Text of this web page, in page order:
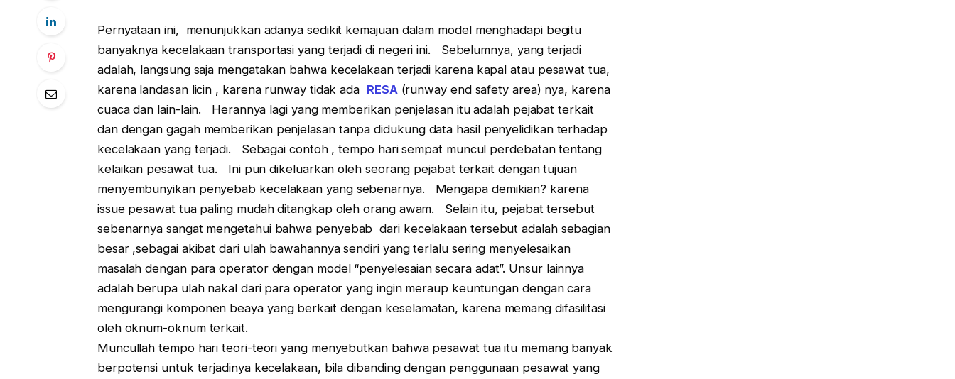
Pernyataan ini, menunjukkan adanya sedikit kemajuan dalam model menghadapi begitu
banyaknya kecelakaan transportasi yang terjadi di negeri ini. Sebelumnya, yang terjadi
adalah, langsung saja mengatakan bahwa kecelakaan terjadi karena kapal atau pesawat tua,
karena landasan licin , karena runway tidak ada RESA (runway end safety area) nya, karena
cuaca dan lain-lain. Herannya lagi yang memberikan penjelasan itu adalah pejabat terkait
dan dengan gagah memberikan penjelasan tanpa didukung data hasil penyelidikan terhadap
kecelakaan yang terjadi. Sebagai contoh , tempo hari sempat muncul perdebatan tentang
kelaikan pesawat tua. Ini pun dikeluarkan oleh seorang pejabat terkait dengan tujuan
menyembunyikan penyebab kecelakaan yang sebenarnya. Mengapa demikian? karena
issue pesawat tua paling mudah ditangkap oleh orang awam. Selain itu, pejabat tersebut
sebenarnya sangat mengetahui bahwa penyebab dari kecelakaan tersebut adalah sebagian
besar ,sebagai akibat dari ulah bawahannya sendiri yang terlalu sering menyelesaikan
masalah dengan para operator dengan model “penyelesaian secara adat”. Unsur lainnya
adalah berupa ulah nakal dari para operator yang ingin meraup keuntungan dengan cara
mengurangi komponen beaya yang berkait dengan keselamatan, karena memang difasilitasi
oleh oknum-oknum terkait.
Muncullah tempo hari teori-teori yang menyebutkan bahwa pesawat tua itu memang banyak
berpotensi untuk terjadinya kecelakaan, bila dibanding dengan penggunaan pesawat yang